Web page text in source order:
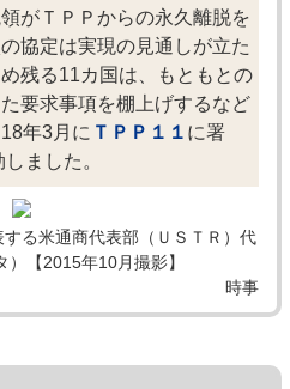
がＴＰＰからの永久離脱を
協定は実現の見通しが立た
残る11カ国は、もともとの
要求事項を棚上げするなど
年3月に ＴＰＰ１１ に署
ました。
る米通商代表部（ＵＳＴＲ）代
【2015年10月撮影】
時事